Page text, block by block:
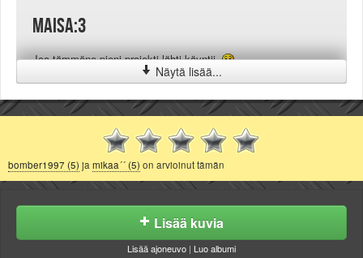
Näytä lisää...
Maisa:3
Joo tämmöne pieni projekti lähti käyntii.
bomber1997 (5) ja mikaa´´ (5) on arvioinut tämän
Lisää kuvia
Lisää ajoneuvo | Luo albumi